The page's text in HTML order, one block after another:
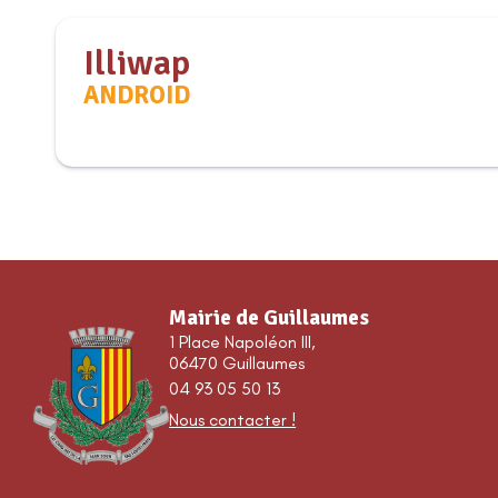
Illiwap
ANDROID
Mairie de Guillaumes
1 Place Napoléon III,
06470 Guillaumes
04 93 05 50 13
Nous contacter !